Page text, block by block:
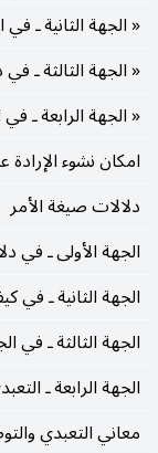
« الجهة الثانية ـ في
« الجهة الثالثة ـ
« الجهة الرابعة ـ
امكان نشوء
دلالات صيغة الأمر
الجهة الأولى ـ في
الجهة الثانية ـ في
الجهة الثالثة ـ
الجهة الرابعة ـ
معاني التعبدي
هذه